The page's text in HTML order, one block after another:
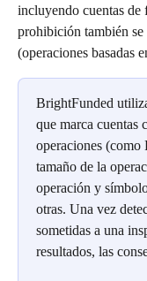
incluyendo cuentas de
prohibición también se
(operaciones basadas
BrightFunded
que marca cuentas
operaciones (como
tamaño de la
operación y
otras. Una vez
sometidas a una
resultados, las